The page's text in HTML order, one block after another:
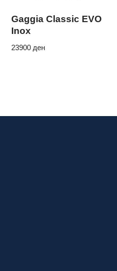
Gaggia Classic EVO
Inox
23900 ден